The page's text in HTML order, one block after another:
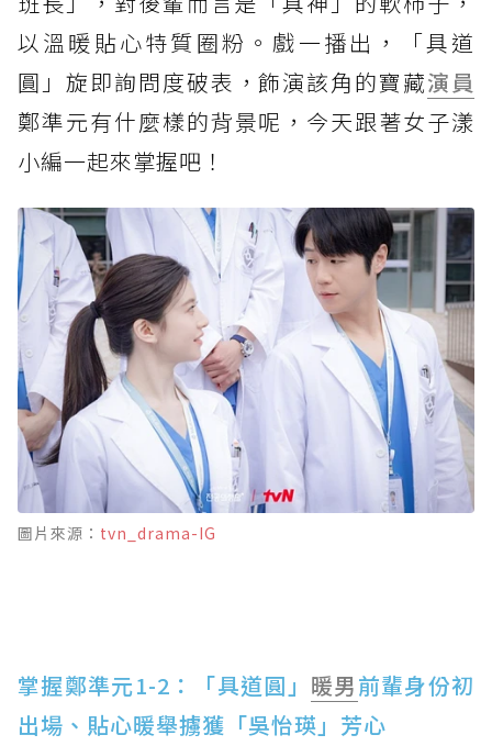
以溫暖貼心特質圈粉。戲一播出，「具道
圓」旋即詢問度破表，飾演該角的寶藏演員
鄭準元有什麼樣的背景呢，今天跟著女子漾
小編一起來掌握吧！
圖片來源： tvn_drama-IG
掌握鄭準元1-2：「具道圓」 暖男前輩身份初
出場、貼心暖舉擄獲「吳怡瑛」芳心